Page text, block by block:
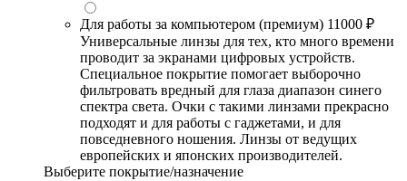
Для работы за компьютером (премиум) 11000 ₽
Универсальные линзы для тех, кто много времени
проводит за экранами цифровых устройств.
Специальное покрытие помогает выборочно
фильтровать вредный для глаза диапазон синего
спектра света. Очки с такими линзами прекрасно
подходят и для работы с гаджетами, и для
повседневного ношения. Линзы от ведущих
европейских и японских производителей.
Выберите покрытие/назначение